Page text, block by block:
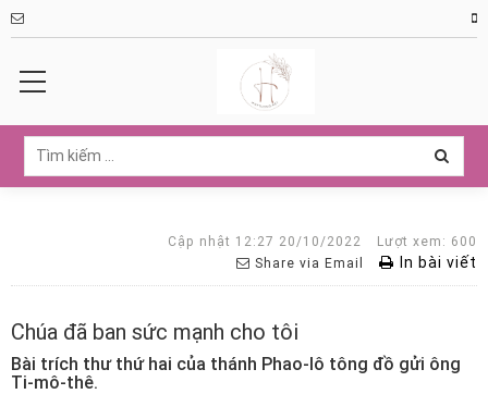
Cập nhật 12:27 20/10/2022
Lượt xem: 600
Share via Email
In bài viết
Chúa đã ban sức mạnh cho tôi
Bài trích thư thứ hai của thánh Phao-lô tông đồ gửi ông
Ti-mô-thê.